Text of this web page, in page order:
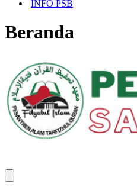
INFO PSB
Beranda